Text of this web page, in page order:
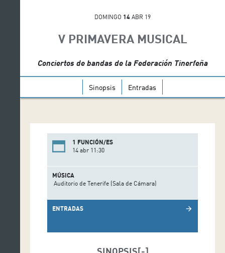
DOMINGO 14 ABR 19
V PRIMAVERA MUSICAL
Conciertos de bandas de la Federación Tinerfeña
Sinopsis Entradas
1 FUNCIÓN/ES
14 abr 11:30
MÚSICA
Auditorio de Tenerife (Sala de Cámara)
ENTRADAS arrow_forward